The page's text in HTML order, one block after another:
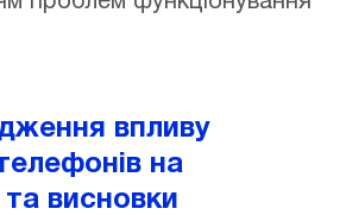
впливу
на
висновки